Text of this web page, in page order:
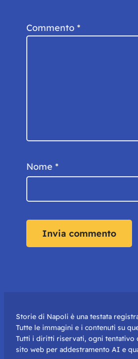
Commento *
Nome *
Storie di Napoli è una testata
Tutte le immagini e i contenuti su
Tutti i diritti riservati, ogni tentativo
sito web per addestramento AI e